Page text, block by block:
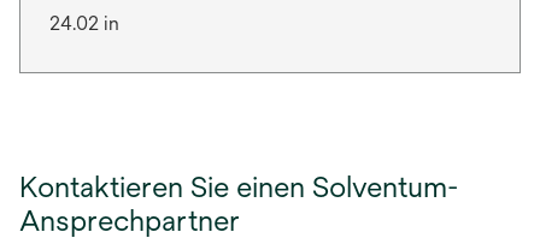
24.02 in
Kontaktieren Sie einen Solventum-
Ansprechpartner